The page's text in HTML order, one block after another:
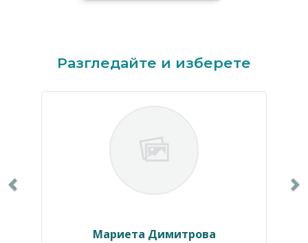
Разгледайте и изберете
Мариета Димитрова